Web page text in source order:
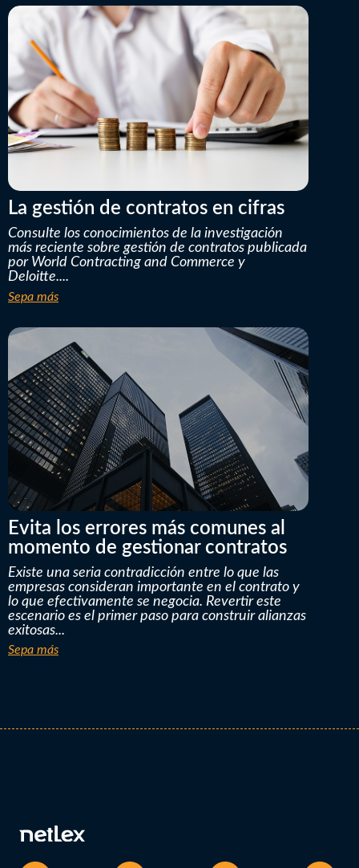
La gestión de contratos en cifras
Consulte los conocimientos de la investigación
más reciente sobre gestión de contratos publicada
por World Contracting and Commerce y
Deloitte....
Sepa más
Evita los errores más comunes al
momento de gestionar contratos
Existe una seria contradicción entre lo que las
empresas consideran importante en el contrato y
lo que efectivamente se negocia. Revertir este
escenario es el primer paso para construir alianzas
exitosas...
Sepa más